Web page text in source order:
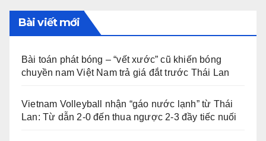
Bài viết mới
Bài toán phát bóng – “vết xước” cũ khiến bóng
chuyền nam Việt Nam trả giá đắt trước Thái Lan
Vietnam Volleyball nhận “gáo nước lạnh” từ Thái
Lan: Từ dẫn 2-0 đến thua ngược 2-3 đầy tiếc nuối